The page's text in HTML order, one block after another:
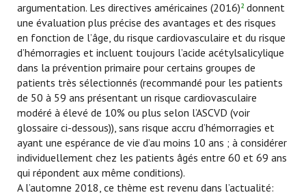
argumentation. Les directives américaines (2016)2 donnent
une évaluation plus précise des avantages et des risques
en fonction de l’âge, du risque cardiovasculaire et du risque
d’hémorragies et incluent toujours l’acide acétylsalicylique
dans la prévention primaire pour certains groupes de
patients très sélectionnés (recommandé pour les patients
de 50 à 59 ans présentant un risque cardiovasculaire
modéré à élevé de 10% ou plus selon l’ASCVD (voir
glossaire ci-dessous)), sans risque accru d’hémorragies et
ayant une espérance de vie d’au moins 10 ans ; à considérer
individuellement chez les patients âgés entre 60 et 69 ans
qui répondent aux même conditions).
A l’automne 2018, ce thème est revenu dans l’actualité: